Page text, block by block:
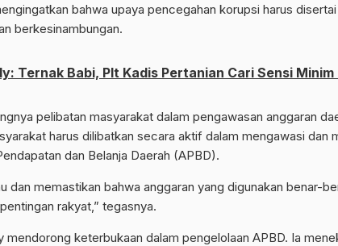
bahwa upaya pencegahan korupsi harus
berkesinambungan.
Ternak Babi, Plt Kadis Pertanian Cari Sensi
pelibatan masyarakat dalam pengawasan anggaran
harus dilibatkan secara aktif dalam mengawasi dan
dan Belanja Daerah (APBD).
dan memastikan bahwa anggaran yang digunakan benar-
rakyat,” tegasnya.
mendorong keterbukaan dalam pengelolaan APBD. Ia